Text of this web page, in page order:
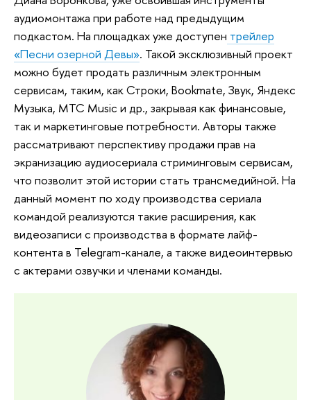
аудиомонтажа при работе над предыдущим
подкастом. На площадках уже доступен трейлер
«Песни озерной Девы». Такой эксклюзивный проект
можно будет продать различным электронным
сервисам, таким, как Строки, Bookmate, Звук, Яндекс
Музыка, МТС Music и др., закрывая как финансовые,
так и маркетинговые потребности. Авторы также
рассматривают перспективу продажи прав на
экранизацию аудиосериала стриминговым сервисам,
что позволит этой истории стать трансмедийной. На
данный момент по ходу производства сериала
командой реализуются такие расширения, как
видеозаписи с производства в формате лайф-
контента в Telegram-канале, а также видеоинтервью
с актерами озвучки и членами команды.